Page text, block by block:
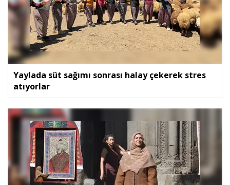
Yaylada süt sağımı sonrası halay çekerek stres
atıyorlar